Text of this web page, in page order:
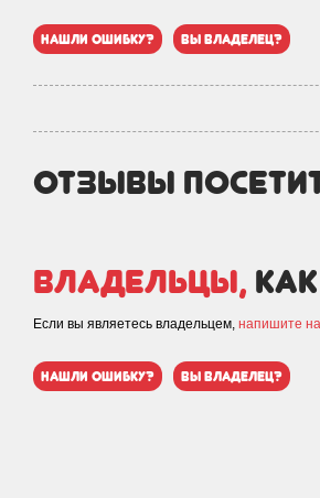
нашли ошибку? вы владелец?
отзывы
Владельцы,
Если вы являетесь владельцем, напишите
нашли ошибку? вы владелец?